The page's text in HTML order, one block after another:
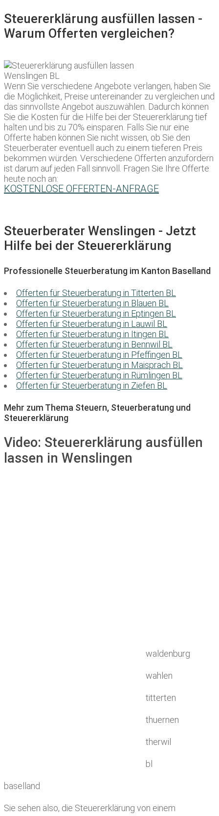
Steuererklärung ausfüllen lassen -
Warum Offerten vergleichen?
Wenn Sie verschiedene Angebote verlangen, haben Sie
die Möglichkeit, Preise untereinander zu vergleichen und
das sinnvollste Angebot auszuwählen. Dadurch können
Sie die Kosten für die Hilfe bei der Steuererklärung tief
halten und bis zu 70% einsparen. Falls Sie nur eine
Offerte haben können Sie nicht wissen, ob Sie den
Steuerberater eventuell auch zu einem tieferen Preis
bekommen würden. Verschiedene Offerten anzufordern
ist darum auf jeden Fall sinnvoll. Fragen Sie Ihre Offerte
heute noch an:
KOSTENLOSE OFFERTEN-ANFRAGE
Steuerberater Wenslingen - Jetzt
Hilfe bei der Steuererklärung
Professionelle Steuerberatung im Kanton Baselland
Offerten für Steuerberatung in Titterten BL
Offerten für Steuerberatung in Blauen BL
Offerten für Steuerberatung in Eptingen BL
Offerten für Steuerberatung in Lauwil BL
Offerten für Steuerberatung in Itingen BL
Offerten für Steuerberatung in Bennwil BL
Offerten für Steuerberatung in Pfeffingen BL
Offerten für Steuerberatung in Maisprach BL
Offerten für Steuerberatung in Rümlingen BL
Offerten für Steuerberatung in Ziefen BL
Mehr zum Thema Steuern, Steuerberatung und
Steuererklärung
Video: Steuererklärung ausfüllen
lassen in Wenslingen
waldenburg
wahlen
titterten
thuernen
therwil
bl
baselland
Sie sehen also, die Steuererklärung von einem